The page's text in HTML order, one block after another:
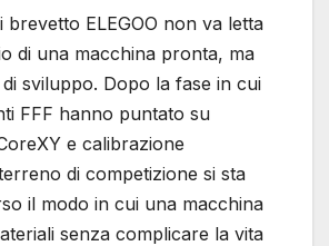
brevetto ELEGOO non va letta
di una macchina pronta, ma
sviluppo. Dopo la fase in cui
FFF hanno puntato su
e calibrazione
di competizione si sta
il modo in cui una macchina
senza complicare la vita